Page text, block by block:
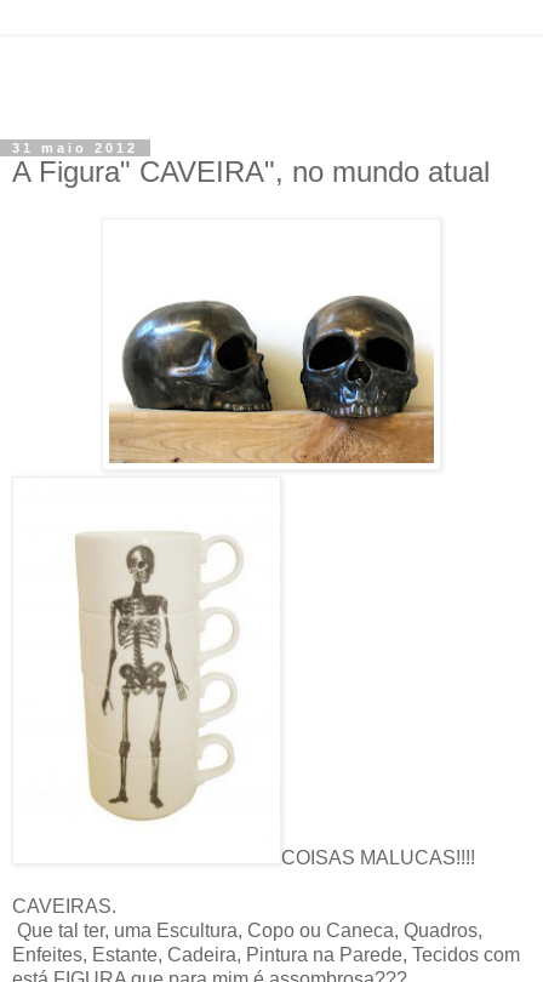
31 maio 2012
A Figura" CAVEIRA", no mundo atual
COISAS MALUCAS!!!!
CAVEIRAS.
Que tal ter, uma Escultura, Copo ou Caneca, Quadros,
Enfeites, Estante, Cadeira, Pintura na Parede, Tecidos com